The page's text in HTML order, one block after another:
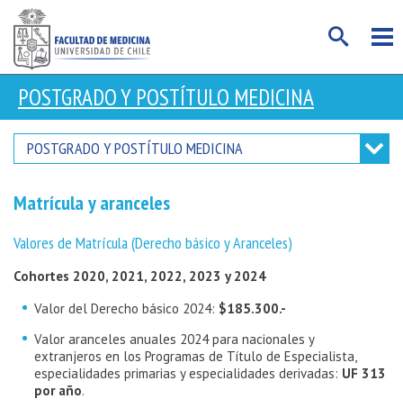
POSTGRADO Y POSTÍTULO MEDICINA
POSTGRADO Y POSTÍTULO MEDICINA
Matrícula y aranceles
Valores de Matrícula (Derecho básico y Aranceles)
Cohortes 2020, 2021, 2022, 2023 y 2024
Valor del Derecho básico 2024: $185.300.-
Valor aranceles anuales 2024 para nacionales y
extranjeros en los Programas de Título de Especialista,
especialidades primarias y especialidades derivadas: UF 313
por año.